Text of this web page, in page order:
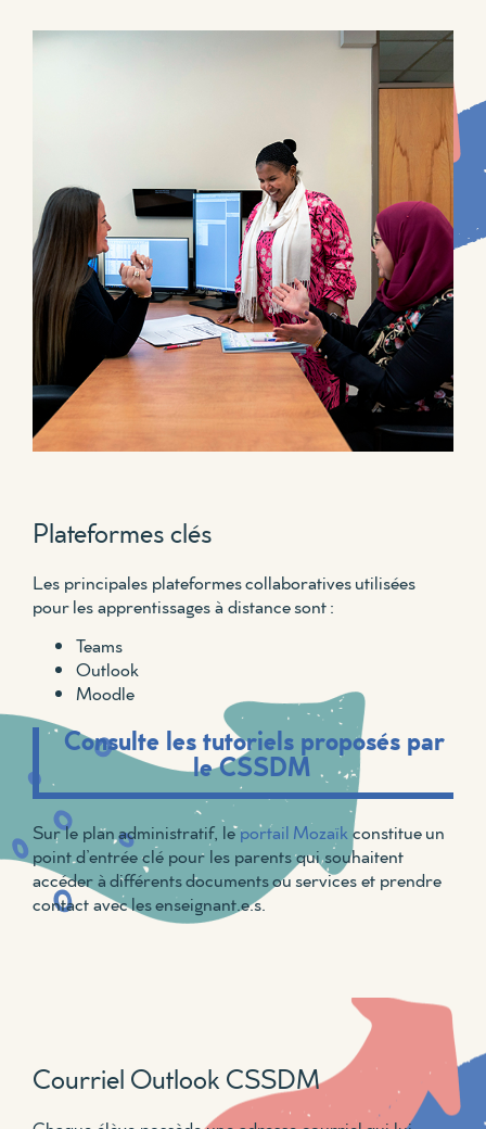
Plateformes clés
Les principales plateformes collaboratives utilisées
pour les apprentissages à distance sont :
Teams
Outlook
Moodle
Consulte les tutoriels proposés par
le CSSDM
Sur le plan administratif, leportail Mozaïkconstitue un
point d’entrée clé pour les parents qui souhaitent
accéder à différents documents ou services et prendre
contact aveclesenseignant.e.s.
Courriel Outlook CSSDM